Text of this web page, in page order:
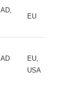
EU
EU,
USA